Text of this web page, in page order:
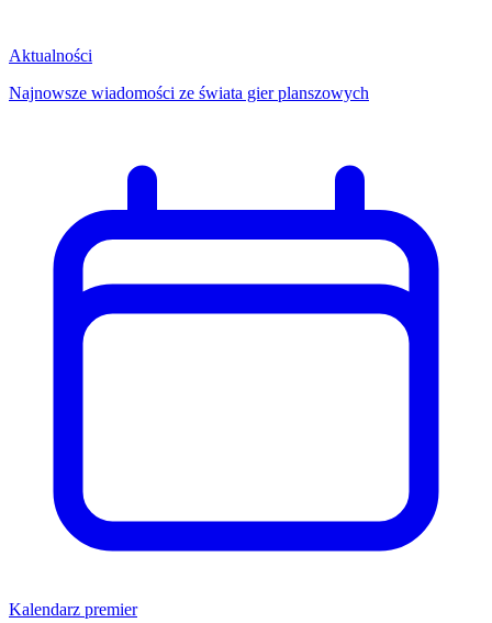
Aktualności
Najnowsze wiadomości ze świata gier planszowych
Kalendarz premier